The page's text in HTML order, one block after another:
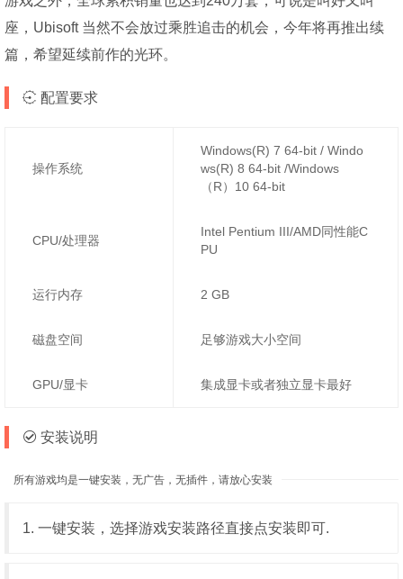
座，Ubisoft 当然不会放过乘胜追击的机会，今年将再推出续
篇，希望延续前作的光环。
配置要求
操作系统
Windows(R) 7 64-bit / Windo
ws(R) 8 64-bit /Windows
（R）10 64-bit
CPU/处理器
Intel Pentium III/AMD同性能C
PU
运行内存 2 GB
磁盘空间 足够游戏大小空间
GPU/显卡 集成显卡或者独立显卡最好
安装说明
所有游戏均是一键安装，无广告，无插件，请放心安装
1. 一键安装，选择游戏安装路径直接点安装即可.